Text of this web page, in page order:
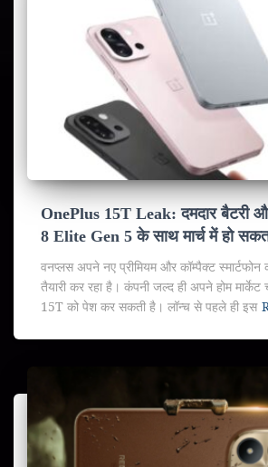
OnePlus 15T Leak: दमदार बैटरी
8 Elite Gen 5 के साथ मार्च में हो
वनप्लस अपने नए प्रीमियम और कॉम्पैक्ट स्मार्टफोन
तैयारी कर रहा है। कंपनी जल्द ही अपने होम
15T को पेश कर सकती है। लॉन्च से पहले ही इस